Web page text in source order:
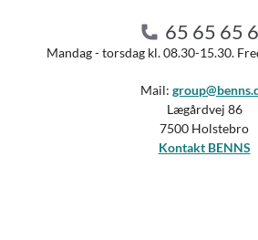
65 65 65
Mandag - torsdag kl. 08.30-15.30.
Mail:
Lægårdvej 86
7500 Holstebro
Kontakt BENNS